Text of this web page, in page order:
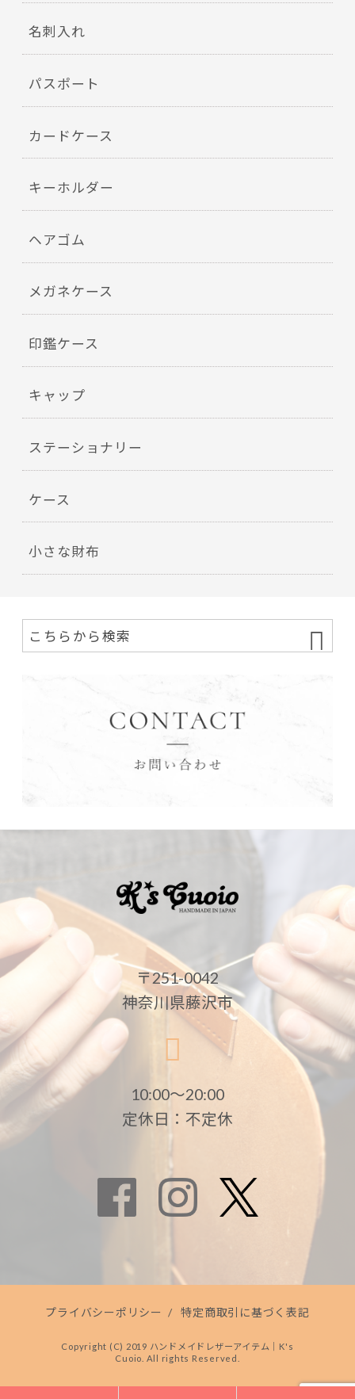
名刺入れ
パスポート
カードケース
キーホルダー
ヘアゴム
メガネケース
印鑑ケース
キャップ
ステーショナリー
ケース
小さな財布
〒251-0042
神奈川県藤沢市
10:00〜20:00
定休日：不定休
プライバシーポリシー / 特定商取引に基づく表記
Copyright (C) 2019 ハンドメイドレザーアイテム｜K's
Cuoio. All rights Reserved.